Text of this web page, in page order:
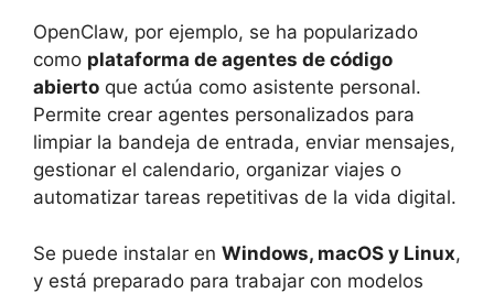
OpenClaw, por ejemplo, se ha popularizado
como plataforma de agentes de código
abierto que actúa como asistente personal.
Permite crear agentes personalizados para
limpiar la bandeja de entrada, enviar mensajes,
gestionar el calendario, organizar viajes o
automatizar tareas repetitivas de la vida digital.
Se puede instalar en Windows, macOS y Linux,
y está preparado para trabajar con modelos